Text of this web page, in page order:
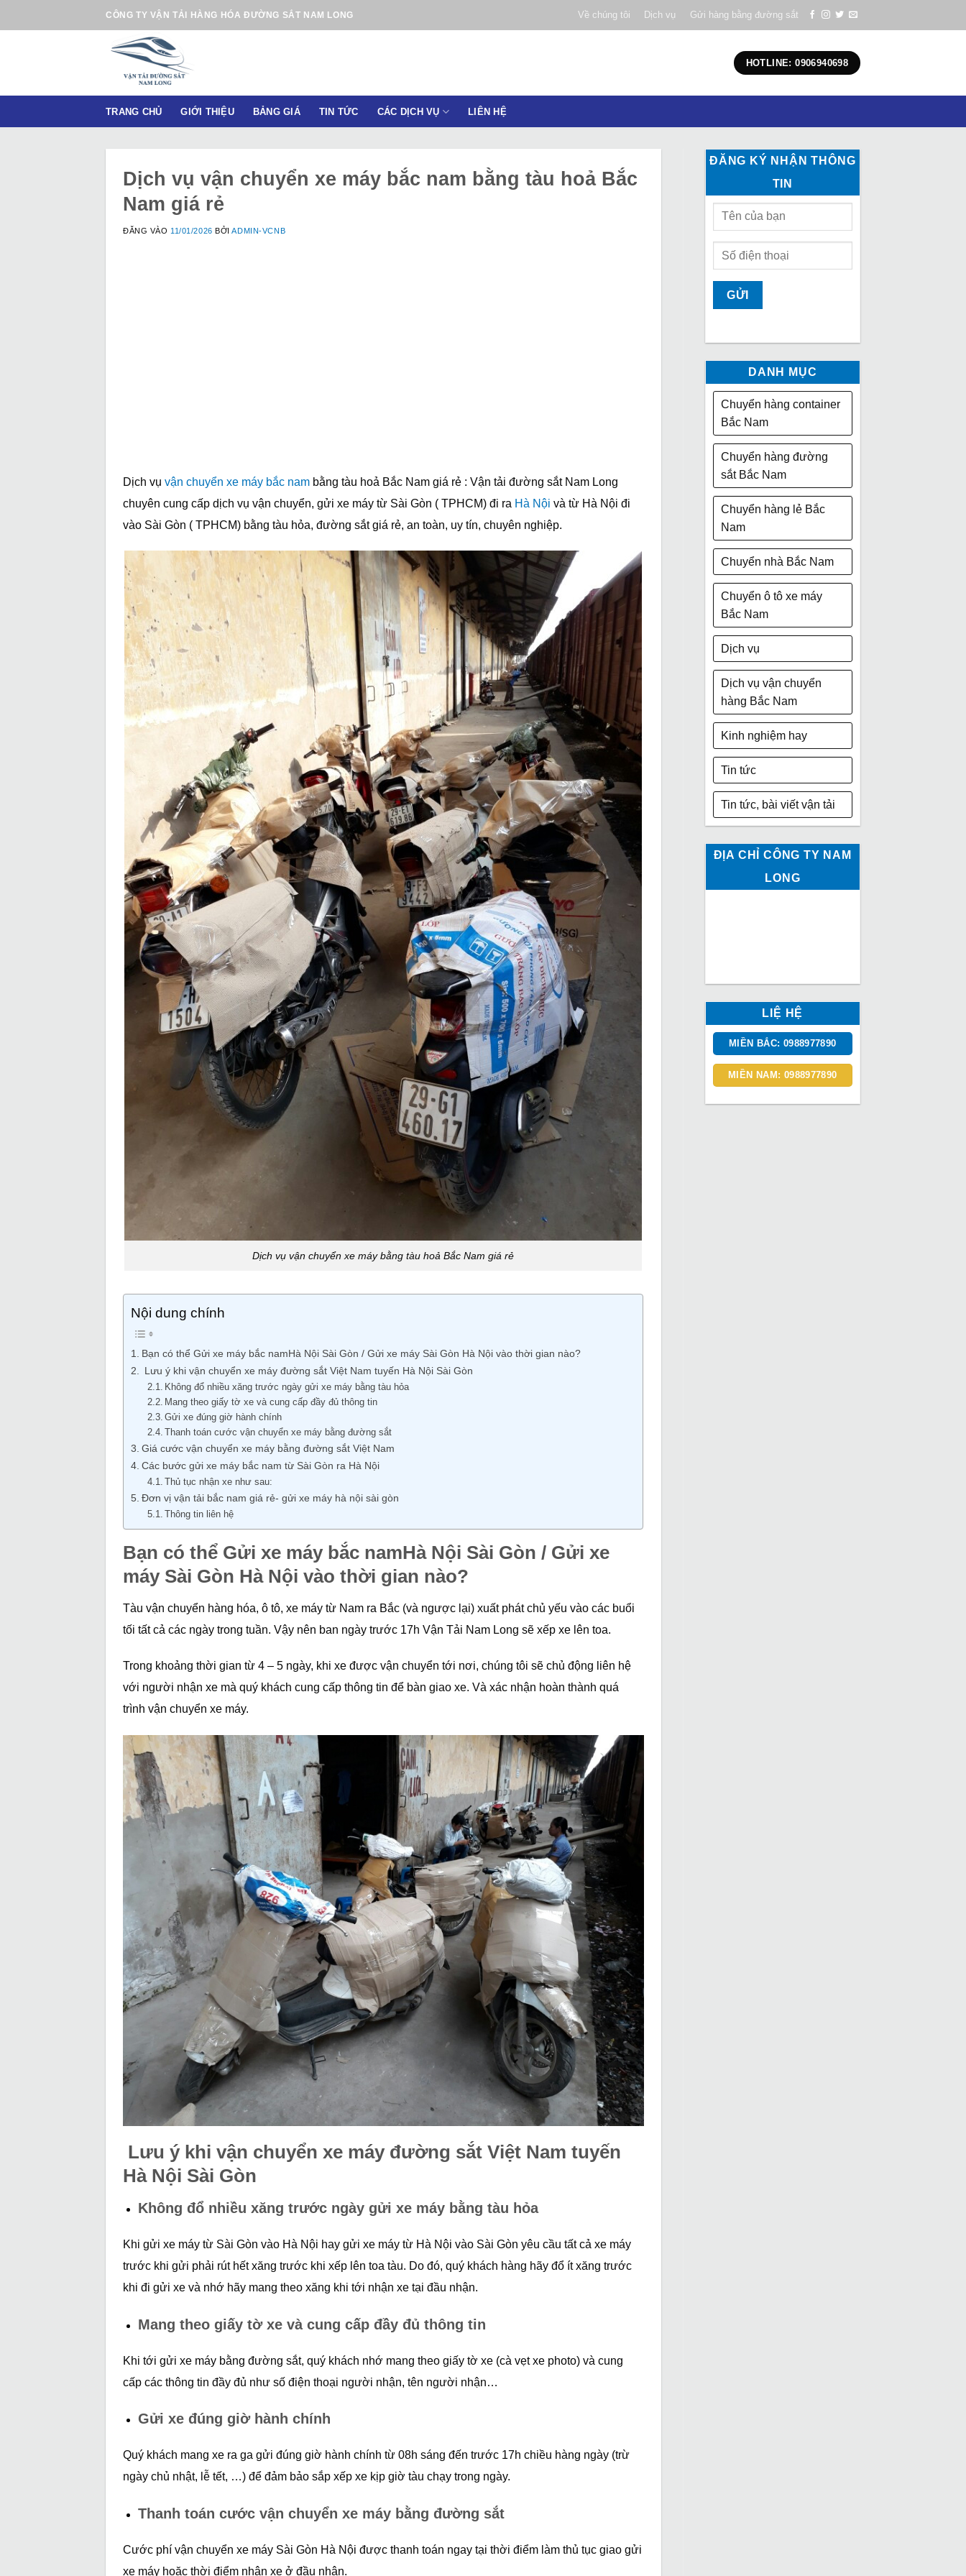
n
CÔNG TY VẬN TẢI HÀNG HÓA ĐƯỜNG SẮT NAM LONG Về chúng tôi Dịch vụ Gửi hàng bằng đường sắt
HOTLINE: 0906940698
TRANG CHỦ GIỚI THIỆU BẢNG GIÁ TIN TỨC CÁC DỊCH VỤ LIÊN HỆ
Dịch vụ vận chuyển xe máy bắc nam bằng tàu hoả Bắc
Nam giá rẻ
ĐĂNG VÀO 11/01/2026 BỞIADMIN-VCNB
Dịch vụ vận chuyển xe máy bắc nam bằng tàu hoả Bắc Nam giá rẻ : Vận tải đường sắt Nam Long
chuyên cung cấp dịch vụ vận chuyển, gửi xe máy từ Sài Gòn ( TPHCM) đi ra Hà Nội và từ Hà Nội đi
vào Sài Gòn ( TPHCM) bằng tàu hỏa, đường sắt giá rẻ, an toàn, uy tín, chuyên nghiệp.
Dịch vụ vận chuyển xe máy bằng tàu hoả Bắc Nam giá rẻ
Nội dung chính
Bạn có thể Gửi xe máy bắc namHà Nội Sài Gòn / Gửi xe máy Sài Gòn Hà Nội vào thời gian nào?
Lưu ý khi vận chuyển xe máy đường sắt Việt Nam tuyến Hà Nội Sài Gòn
Không đổ nhiều xăng trước ngày gửi xe máy bằng tàu hỏa
Mang theo giấy tờ xe và cung cấp đầy đủ thông tin
Gửi xe đúng giờ hành chính
Thanh toán cước vận chuyển xe máy bằng đường sắt
Giá cước vận chuyển xe máy bằng đường sắt Việt Nam
Các bước gửi xe máy bắc nam từ Sài Gòn ra Hà Nội
Thủ tục nhận xe như sau:
Đơn vị vận tải bắc nam giá rẻ- gửi xe máy hà nội sài gòn
Thông tin liên hệ
Bạn có thể Gửi xe máy bắc namHà Nội Sài Gòn / Gửi xe
máy Sài Gòn Hà Nội vào thời gian nào?
Tàu vận chuyển hàng hóa, ô tô, xe máy từ Nam ra Bắc (và ngược lại) xuất phát chủ yếu vào các buổi
tối tất cả các ngày trong tuần. Vậy nên ban ngày trước 17h Vận Tải Nam Long sẽ xếp xe lên toa.
Trong khoảng thời gian từ 4 – 5 ngày, khi xe được vận chuyển tới nơi, chúng tôi sẽ chủ động liên hệ
với người nhận xe mà quý khách cung cấp thông tin để bàn giao xe. Và xác nhận hoàn thành quá
trình vận chuyển xe máy.
Lưu ý khi vận chuyển xe máy đường sắt Việt Nam tuyến
Hà Nội Sài Gòn
Không đổ nhiều xăng trước ngày gửi xe máy bằng tàu hỏa
Khi gửi xe máy từ Sài Gòn vào Hà Nội hay gửi xe máy từ Hà Nội vào Sài Gòn yêu cầu tất cả xe máy
trước khi gửi phải rút hết xăng trước khi xếp lên toa tàu. Do đó, quý khách hàng hãy đổ ít xăng trước
khi đi gửi xe và nhớ hãy mang theo xăng khi tới nhận xe tại đầu nhận.
Mang theo giấy tờ xe và cung cấp đầy đủ thông tin
Khi tới gửi xe máy bằng đường sắt, quý khách nhớ mang theo giấy tờ xe (cà vẹt xe photo) và cung
cấp các thông tin đầy đủ như số điện thoại người nhận, tên người nhận…
Gửi xe đúng giờ hành chính
Quý khách mang xe ra ga gửi đúng giờ hành chính từ 08h sáng đến trước 17h chiều hàng ngày (trừ
ngày chủ nhật, lễ tết, …) để đảm bảo sắp xếp xe kịp giờ tàu chạy trong ngày.
Thanh toán cước vận chuyển xe máy bằng đường sắt
Cước phí vận chuyển xe máy Sài Gòn Hà Nội được thanh toán ngay tại thời điểm làm thủ tục giao gửi
xe máy hoặc thời điểm nhận xe ở đầu nhận.
ĐĂNG KÝ NHẬN THÔNG
TIN
DANH MỤC
Chuyển hàng container
Bắc Nam
Chuyển hàng đường
sắt Bắc Nam
Chuyển hàng lẻ Bắc
Nam
Chuyển nhà Bắc Nam
Chuyển ô tô xe máy
Bắc Nam
Dịch vụ
Dịch vụ vận chuyển
hàng Bắc Nam
Kinh nghiệm hay
Tin tức
Tin tức, bài viết vận tải
ĐỊA CHỈ CÔNG TY NAM
LONG
LIỆ HỆ
MIỀN BẮC: 0988977890
MIỀN NAM: 0988977890